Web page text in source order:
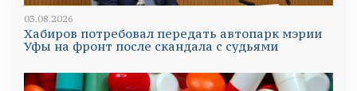
03.08.2026
Хабиров потребовал передать автопарк мэрии
Уфы на фронт после скандала с судьями